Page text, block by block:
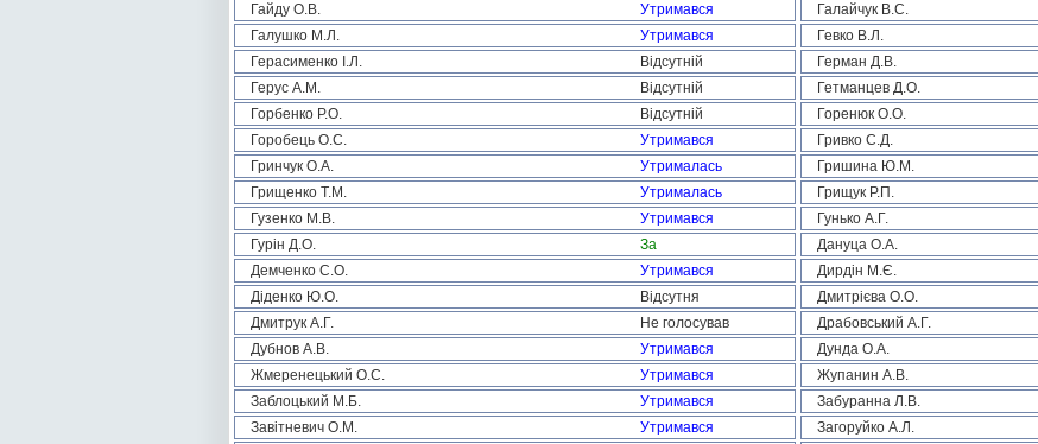
Гайду О.В.
Утримався Галайчук В.С.
Галушко М.Л.
Утримався Гевко В.Л.
Герасименко І.Л.
Відсутній Герман Д.В.
Герус А.М.
Відсутній Гетманцев Д.О.
Горбенко Р.О.
Відсутній Горенюк О.О.
Горобець О.С.
Утримався Гривко С.Д.
Гринчук О.А.
Утрималась Гришина Ю.М.
Грищенко Т.М.
Утрималась Грищук Р.П.
Гузенко М.В.
Утримався Гунько А.Г.
Гурін Д.О.
За Дануца О.А.
Демченко С.О.
Утримався Дирдін М.Є.
Діденко Ю.О.
Відсутня Дмитрієва О.О.
Дмитрук А.Г.
Не голосував Драбовський А.Г.
Дубнов А.В.
Утримався Дунда О.А.
Жмеренецький О.С.
Утримався Жупанин А.В.
Заблоцький М.Б.
Утримався Забуранна Л.В.
Завітневич О.М.
Утримався Загоруйко А.Л.